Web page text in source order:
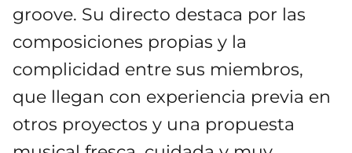
groove. Su directo destaca por las
composiciones propias y la
complicidad entre sus miembros,
que llegan con experiencia previa en
otros proyectos y una propuesta